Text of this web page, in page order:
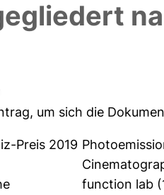
um sich die
Preis 2019
function lab